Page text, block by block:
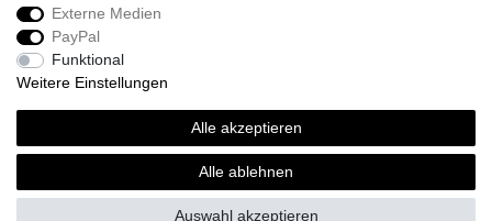
Widerrufs­recht
Externe Medien
PayPal
Funktional
Weitere Einstellungen
Alle akzeptieren
Alle ablehnen
Auswahl akzeptieren